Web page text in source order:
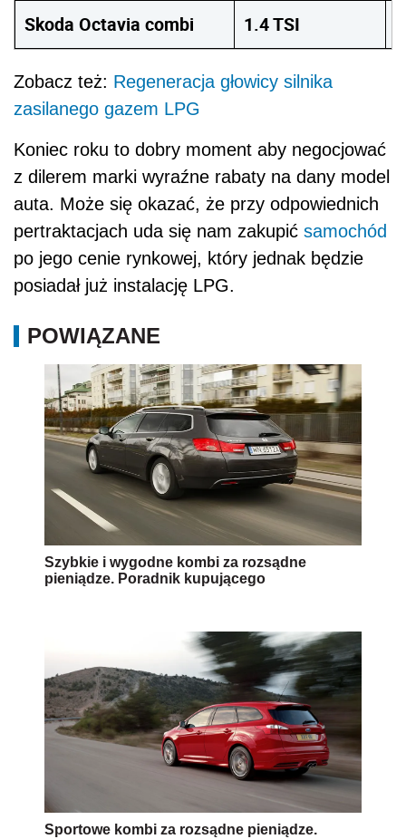
Skoda Octavia combi 1.4 TSI
Zobacz też: Regeneracja głowicy silnika
zasilanego gazem LPG
Koniec roku to dobry moment aby negocjować
z dilerem marki wyraźne rabaty na dany model
auta. Może się okazać, że przy odpowiednich
pertraktacjach uda się nam zakupić samochód
po jego cenie rynkowej, który jednak będzie
posiadał już instalację LPG.
POWIĄZANE
Szybkie i wygodne kombi za rozsądne
pieniądze. Poradnik kupującego
Sportowe kombi za rozsądne pieniądze.